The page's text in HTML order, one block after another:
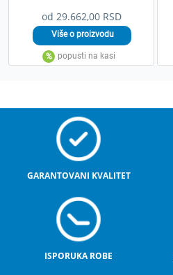
od 29.662,00 RSD
GARANTOVANI KVALITET
ISPORUKA ROBE